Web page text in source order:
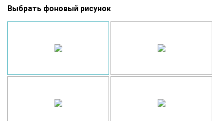
Выбрать фоновый рисунок